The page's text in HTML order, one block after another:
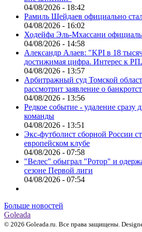
04/08/2026 - 18:42
Рамиль Шейдаев официально
04/08/2026 - 16:02
Ходейфа Эль-Мхассани
04/08/2026 - 14:58
Александр Алаев: "KPI в 18
достижимая цифра. Интерес к
04/08/2026 - 13:57
Арбитражный суд Томской
рассмотрит заявление о
04/08/2026 - 13:56
Редкое событие - удаление сразу
команды
04/08/2026 - 13:51
Экс-футболист сборной России
европейском клубе
04/08/2026 - 07:58
"Велес" обыграл "Ротор" и
сезоне Первой лиги
04/08/2026 - 07:54
Больше новостей
Goleada
© 2026 Goleada.ru. Все права защищены.